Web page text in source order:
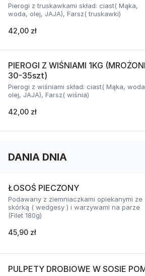
Pierogi z truskawkami skład: ciast( Mąka,
woda, olej, JAJA), Farsz( truskawki)
42,00 zł
PIEROGI Z WIŚNIAMI 1KG
30-35szt)
Pierogi z wiśniami skład: ciast( Mąka,
olej, JAJA), Farsz( wiśnia)
42,00 zł
DANIA DNIA
ŁOSOŚ PIECZONY
Podawany z ziemniaczkami opiekanymi ze
skórką ( wedgesy ) i warzywami na parze
(Filet 180g)
45,90 zł
PULPETY DROBIOWE W SOSIE